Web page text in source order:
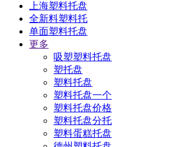
上海塑料托盘
全新料塑料托
单面塑料托盘
更多
吸塑塑料托盘
塑托盘
塑料托盘
塑料托盘一个
塑料托盘价格
塑料托盘分托
塑料蛋糕托盘